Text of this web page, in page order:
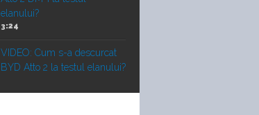
elanului?
3:24
VIDEO: Cum s-a descurcat
BYD Atto 2 la testul elanului?